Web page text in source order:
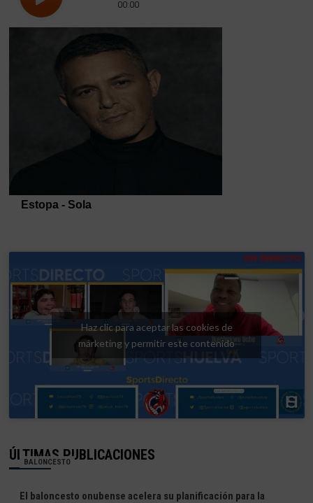
Haz clic para aceptar las cookies de
márketing y permitir este contenido
ÚLTIMAS PUBLICACIONES
BALONCESTO
El baloncesto onubense acelera su planificación para la